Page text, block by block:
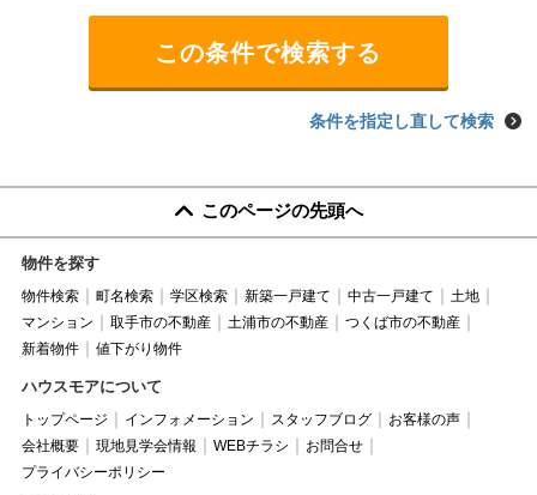
条件を指定し直して検索
このページの先頭へ
物件を探す
物件検索 町名検索 学区検索 新築一戸建て 中古一戸建て
土地
マンション
取手市の不動産 土浦市の不動産
つくば市の不動産
新着物件
値下がり物件
ハウスモアについて
トップページ インフォメーション スタッフブログ
お客様の声
会社概要
現地見学会情報 WEBチラシ
お問合せ
プライバシーポリシー